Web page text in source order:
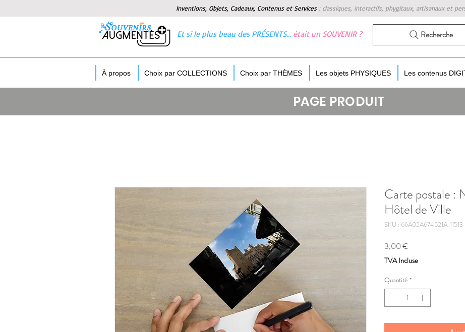
Inventions, Objets, Cadeaux, Contenus et Services : classiques, interactifs, phygitaux, artisanaux et
Et si le plus beau des PRÉSENTS… était un SOUVENIR ? Recherche
À propos Choix par COLLECTIONS Choix par THÈMES Les objets PHYSIQUES Les contenus
PAGE PRODUIT
Carte postale :
Hôtel de Ville
SKU : 66A02A674521A_11513
3,00 €
TVA Incluse
Quantité *